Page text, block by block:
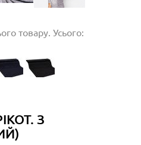
товару. Усього:
З